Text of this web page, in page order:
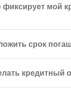
фиксирует мой
срок
кредитный